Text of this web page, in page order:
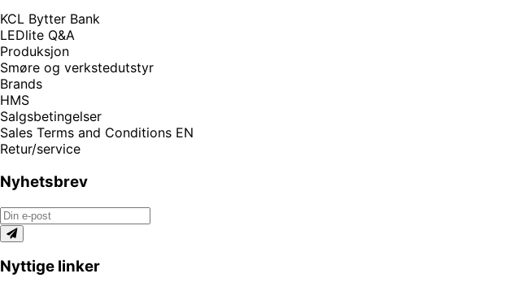
KCL Bytter Bank
LEDlite Q&A
Produksjon
Smøre og verkstedutstyr
Brands
HMS
Salgsbetingelser
Sales Terms and Conditions EN
Retur/service
Nyhetsbrev
Nyttige linker